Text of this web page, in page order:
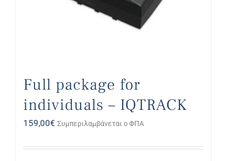
Full package for
individuals – IQTRACK
159,00€ Συμπεριλαμβάνεται ο ΦΠΑ